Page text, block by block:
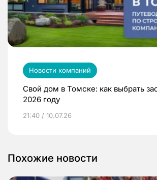
Новости компаний
Свой дом в Томске: как выбрать
2026 году
21:40 / 10.07.26
Похожие новости